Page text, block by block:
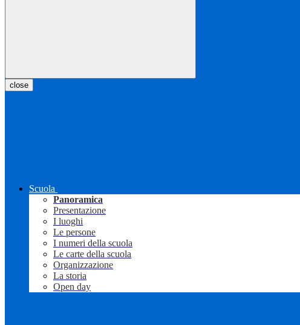
close
Scuola
Panoramica
Presentazione
I luoghi
Le persone
I numeri della scuola
Le carte della scuola
Organizzazione
La storia
Open day